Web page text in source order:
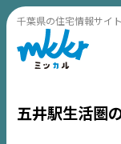
千葉県の住宅情報サイ
五井駅生活圏